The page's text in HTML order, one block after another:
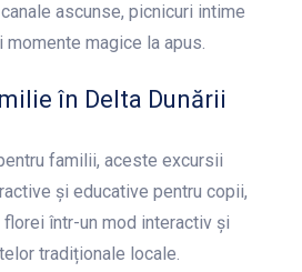
ascunse, picnicuri intime
magice la apus.
în Delta Dunării
familii, aceste excursii
și educative pentru copii,
într-un mod interactiv și
tradiționale locale.